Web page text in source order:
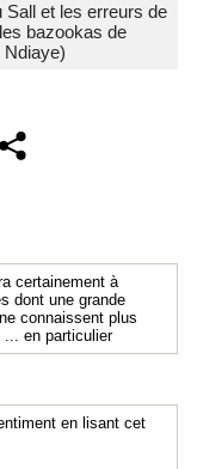
Sall et les erreurs de
bazookas de
Ndiaye)
certainement à
dont une grande
connaissent plus
en particulier
en lisant cet